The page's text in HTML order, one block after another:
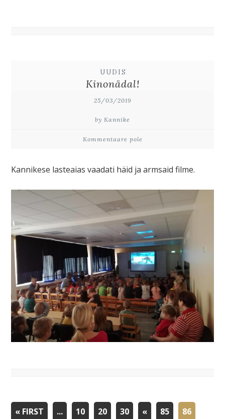
UUDIS
Kinonädal!
25/03/2019
by Kannike
Kommentaare pole
Kannikese lasteaias vaadati häid ja armsaid filme.
« FIRST ... 10 20 30 « 85 86